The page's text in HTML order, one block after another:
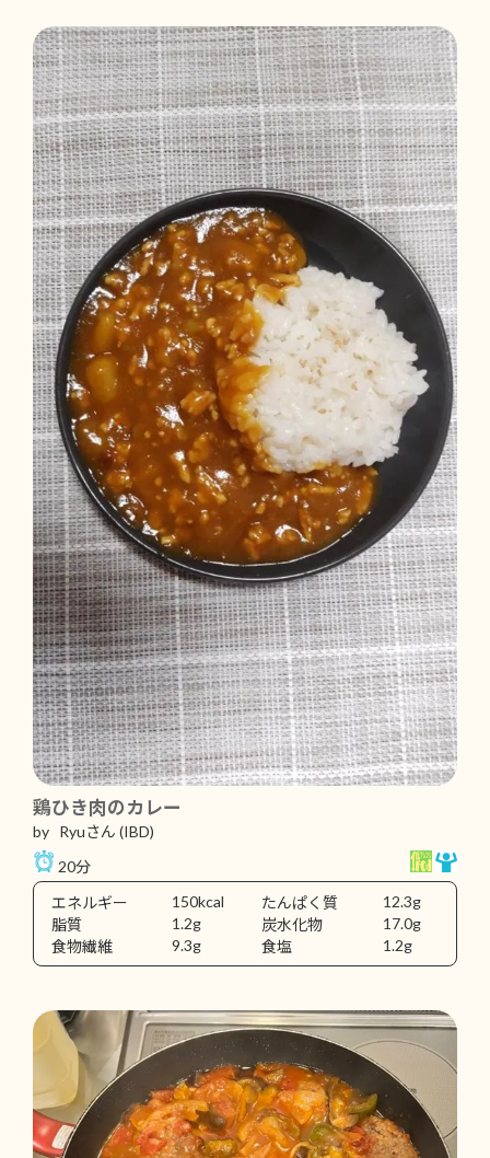
鶏ひき肉のカレー
by Ryuさん (IBD)
20分
エネルギー
150kcal たんぱく質
12.3g
脂質
1.2g 炭水化物
17.0g
食物繊維
9.3g 食塩 1.2g